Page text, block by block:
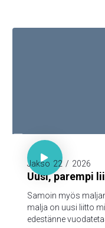
Luuk. 22:20

Jakso 22 / 2026
Uusi, parempi
Samoin myös
malja on uusi liitto
edestänne